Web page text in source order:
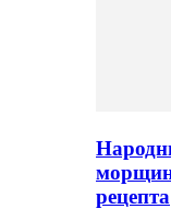
рецепта